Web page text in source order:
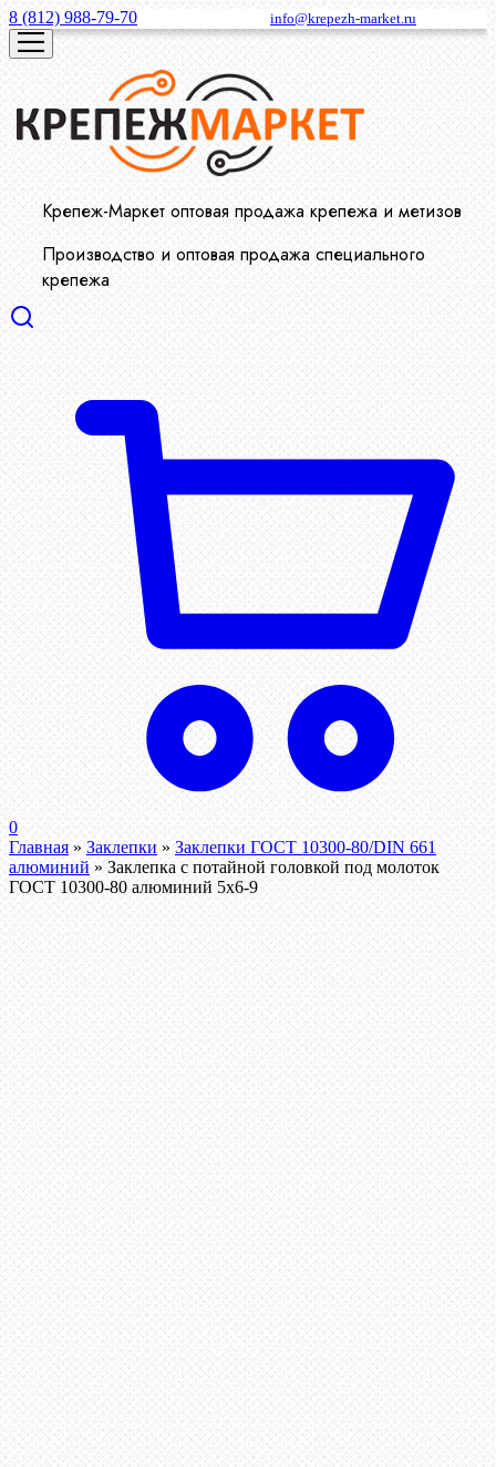
8 (812) 988-79-70 info@krepezh-market.ru
Крепеж-Маркет оптовая продажа крепежа и метизов
Производство и оптовая продажа специального
крепежа
0
Главная » Заклепки » Заклепки ГОСТ 10300-80/DIN 661
алюминий » Заклепка с потайной головкой под молоток
ГОСТ 10300-80 алюминий 5х6-9